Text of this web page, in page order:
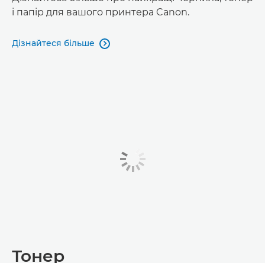
і папір для вашого принтера Canon.
Дізнайтеся більше 
Тонер